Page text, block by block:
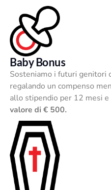
Baby Bonus
Sosteniamo i futuri genitori
regalando un compenso
allo stipendio per 12 mesi e
valore di € 500.